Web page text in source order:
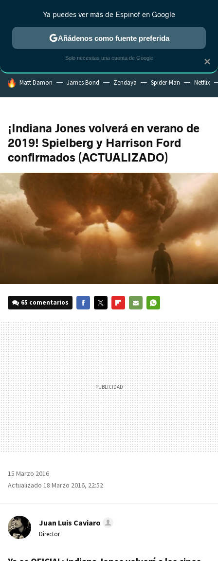
MENÚ NUEVO
ESTRENOS REALITY ANIME RANKINGS CINE
HOY SE HABLA DE
Matt Damon James Bond Zendaya Spider-Man Netflix
¡Indiana Jones volverá en verano de
2019! Spielberg y Harrison Ford
confirmados (ACTUALIZADO)
65 comentarios
MAIL
15 Marzo 2016
Actualizado 18 Marzo 2016, 22:52
Juan Luis Caviaro
Director
×
Ya puedes ver más de Espinof en Google
Añádenos como fuente preferida
Solo necesitas una cuenta de Google